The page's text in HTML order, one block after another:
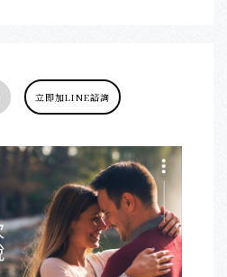
立即加LINE諮詢